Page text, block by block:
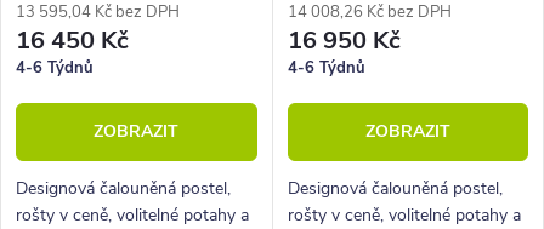
13 595,04 Kč bez DPH
16 450 Kč
4-6 Týdnů
ZOBRAZIT
Designová čalouněná postel,
rošty v ceně, volitelné potahy a
14 008,26 Kč bez DPH
16 950 Kč
4-6 Týdnů
ZOBRAZIT
Designová čalouněná postel,
rošty v ceně, volitelné potahy a